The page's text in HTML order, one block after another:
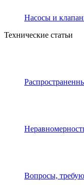
Насосы и
Технические статьи
Вопросы,